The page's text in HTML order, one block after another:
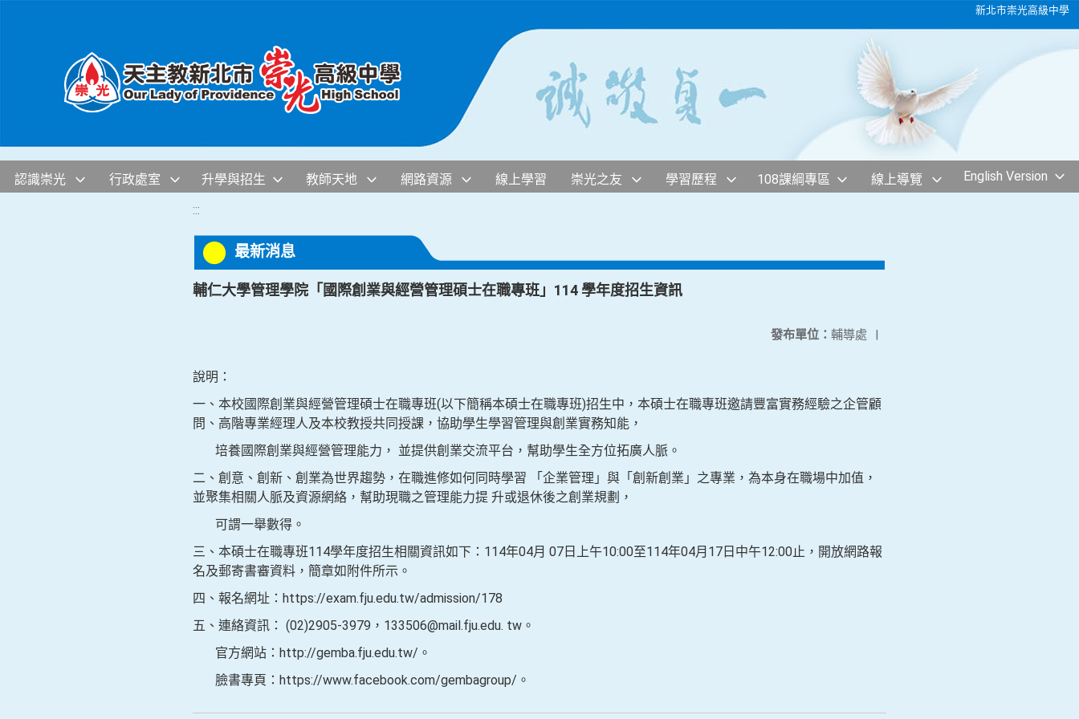
新北市崇光高級中學
認識崇光 行政處室 升學與招生 教師天地 網路資源 線上學習 崇光之友 學習歷程 108課綱專區 線上導覽 English Version
:::
最新消息
輔仁大學管理學院「國際創業與經營管理碩士在職專班」114 學年度招生資訊
發布單位： 輔導處 |
說明：
一、本校國際創業與經營管理碩士在職專班(以下簡稱本碩士在職專班)招生中，本碩士在職專班邀請豐富實務經驗之企管顧
問、高階專業經理人及本校教授共同授課，協助學生學習管理與創業實務知能，
培養國際創業與經營管理能力， 並提供創業交流平台，幫助學生全方位拓廣人脈。
二、創意、創新、創業為世界趨勢，在職進修如何同時學習 「企業管理」與「創新創業」之專業，為本身在職場中加值，
並聚集相關人脈及資源網絡，幫助現職之管理能力提 升或退休後之創業規劃，
可謂一舉數得。
三、本碩士在職專班114學年度招生相關資訊如下：114年04月 07日上午10:00至114年04月17日中午12:00止，開放網路報
名及郵寄書審資料，簡章如附件所示。
四、報名網址：https://exam.fju.edu.tw/admission/178
五、連絡資訊： (02)2905-3979，133506@mail.fju.edu. tw。
官方網站：http://gemba.fju.edu.tw/。
臉書專頁：https://www.facebook.com/gembagroup/。